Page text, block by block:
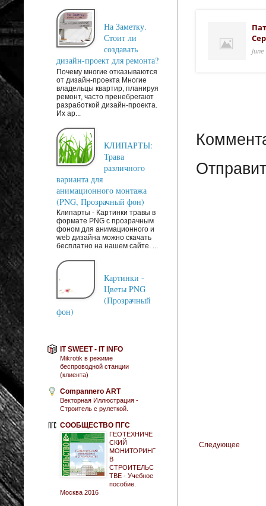
Следующее
На Заметку.
Стоит ли
создавать
дизайн-проект для ремонта?
Почему многие отказываются
от дизайн-проекта Многие
владельцы квартир, планируя
ремонт, часто пренебрегают
разработкой дизайн-проекта.
Их ар...
КЛИПАРТЫ:
Трава
различного
варианта для
анимационного монтажа
(PNG, Прозрачный фон)
Клипарты - Картинки травы в
формате PNG с прозрачным
фоном для анимационного и
web дизайна можно скачать
бесплатно на нашем сайте. ...
Картинки -
Цветы PNG
(Прозрачный
фон)
IT SWEET - IT INFO
Mikrotik в режиме
беспроводной станции
(клиента)
Compannero ART
Векторная Иллюстрация -
Строитель с рулеткой.
СООБЩЕСТВО ПГС
ГЕОТЕХНИЧЕ
СКИЙ
МОНИТОРИНГ
В
СТРОИТЕЛЬС
ТВЕ - Учебное
пособие.
Москва 2016